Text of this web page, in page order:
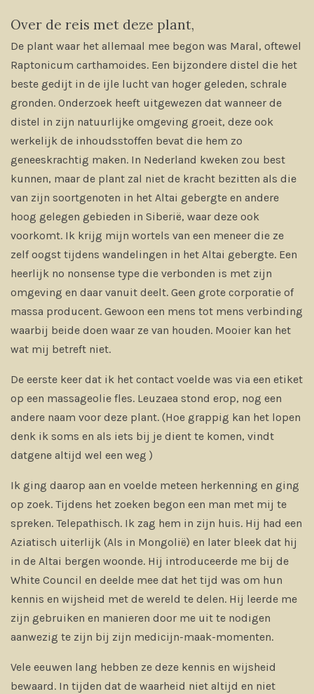
n
Over de reis met deze plant,
De plant waar het allemaal mee begon was Maral, oftewel
Raptonicum carthamoides. Een bijzondere distel die het
beste gedijt in de ijle lucht van hoger geleden, schrale
gronden. Onderzoek heeft uitgewezen dat wanneer de
distel in zijn natuurlijke omgeving groeit, deze ook
werkelijk de inhoudsstoffen bevat die hem zo
geneeskrachtig maken. In Nederland kweken zou best
kunnen, maar de plant zal niet de kracht bezitten als die
van zijn soortgenoten in het Altai gebergte en andere
hoog gelegen gebieden in Siberië, waar deze ook
voorkomt. Ik krijg mijn wortels van een meneer die ze
zelf oogst tijdens wandelingen in het Altai gebergte. Een
heerlijk no nonsense type die verbonden is met zijn
omgeving en daar vanuit deelt. Geen grote corporatie of
massa producent. Gewoon een mens tot mens verbinding
waarbij beide doen waar ze van houden. Mooier kan het
wat mij betreft niet.
De eerste keer dat ik het contact voelde was via een etiket
op een massageolie fles. Leuzaea stond erop, nog een
andere naam voor deze plant. (Hoe grappig kan het lopen
denk ik soms en als iets bij je dient te komen, vindt
datgene altijd wel een weg )
Ik ging daarop aan en voelde meteen herkenning en ging
op zoek. Tijdens het zoeken begon een man met mij te
spreken. Telepathisch. Ik zag hem in zijn huis. Hij had een
Aziatisch uiterlijk (Als in Mongolië) en later bleek dat hij
in de Altai bergen woonde. Hij introduceerde me bij de
White Council en deelde mee dat het tijd was om hun
kennis en wijsheid met de wereld te delen. Hij leerde me
zijn gebruiken en manieren door me uit te nodigen
aanwezig te zijn bij zijn medicijn-maak-momenten.
Vele eeuwen lang hebben ze deze kennis en wijsheid
bewaard. In tijden dat de waarheid niet altijd en niet